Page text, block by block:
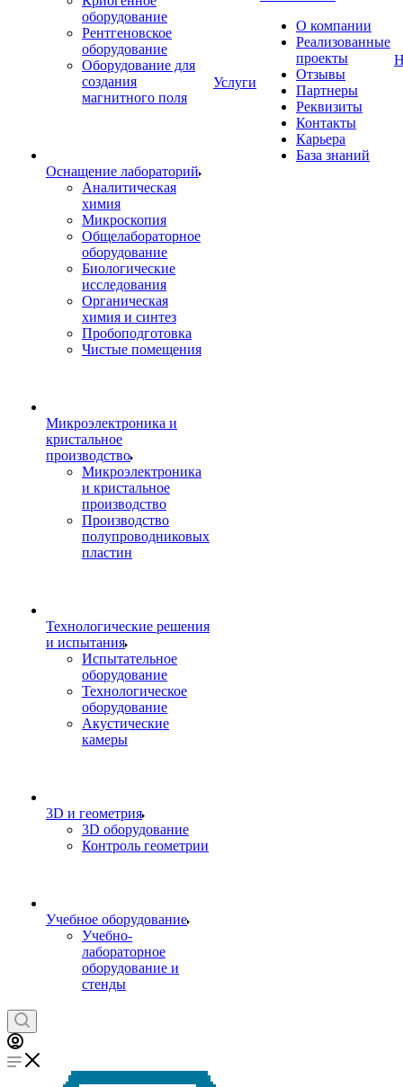
оборудование
Рентгеновское
оборудование
Оборудование для
создания
магнитного поля
Оснащение лабораторий
Аналитическая
химия
Микроскопия
Общелабораторное
оборудование
Биологические
исследования
Органическая
химия и синтез
Пробоподготовка
Чистые помещения
Микроэлектроника и
кристальное
производство
Микроэлектроника
и кристальное
производство
Производство
полупроводниковых
пластин
Технологические решения
и испытания
Испытательное
оборудование
Технологическое
оборудование
Акустические
камеры
3D и геометрия
3D оборудование
Контроль геометрии
Учебное оборудование
Учебно-
лабораторное
оборудование и
стенды
Услуги
О компании
Реализованные
проекты
Отзывы
Партнеры
Реквизиты
Контакты
Карьера
База знаний